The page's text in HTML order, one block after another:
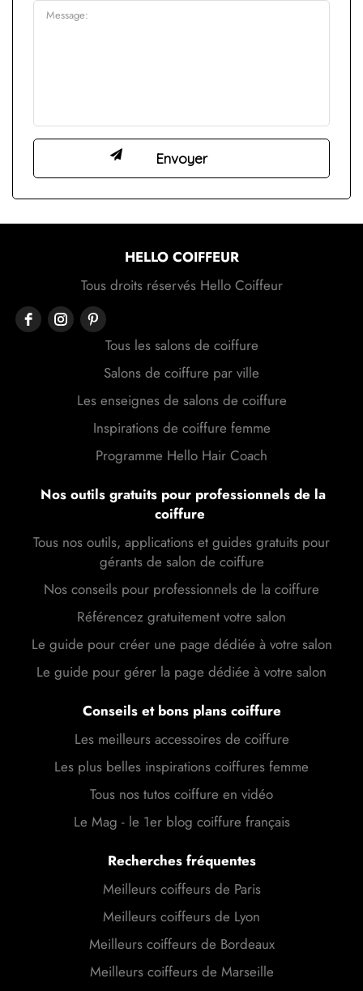
HELLO COIFFEUR
Tous droits réservés Hello Coiffeur
Tous les salons de coiffure
Salons de coiffure par ville
Les enseignes de salons de coiffure
Inspirations de coiffure femme
Programme Hello Hair Coach
Nos outils gratuits pour professionnels de la
coiffure
Tous nos outils, applications et guides gratuits pour
gérants de salon de coiffure
Nos conseils pour professionnels de la coiffure
Référencez gratuitement votre salon
Le guide pour créer une page dédiée à votre salon
Le guide pour gérer la page dédiée à votre salon
Conseils et bons plans coiffure
Les meilleurs accessoires de coiffure
Les plus belles inspirations coiffures femme
Tous nos tutos coiffure en vidéo
Le Mag - le 1er blog coiffure français
Recherches fréquentes
Meilleurs coiffeurs de Paris
Meilleurs coiffeurs de Lyon
Meilleurs coiffeurs de Bordeaux
Meilleurs coiffeurs de Marseille